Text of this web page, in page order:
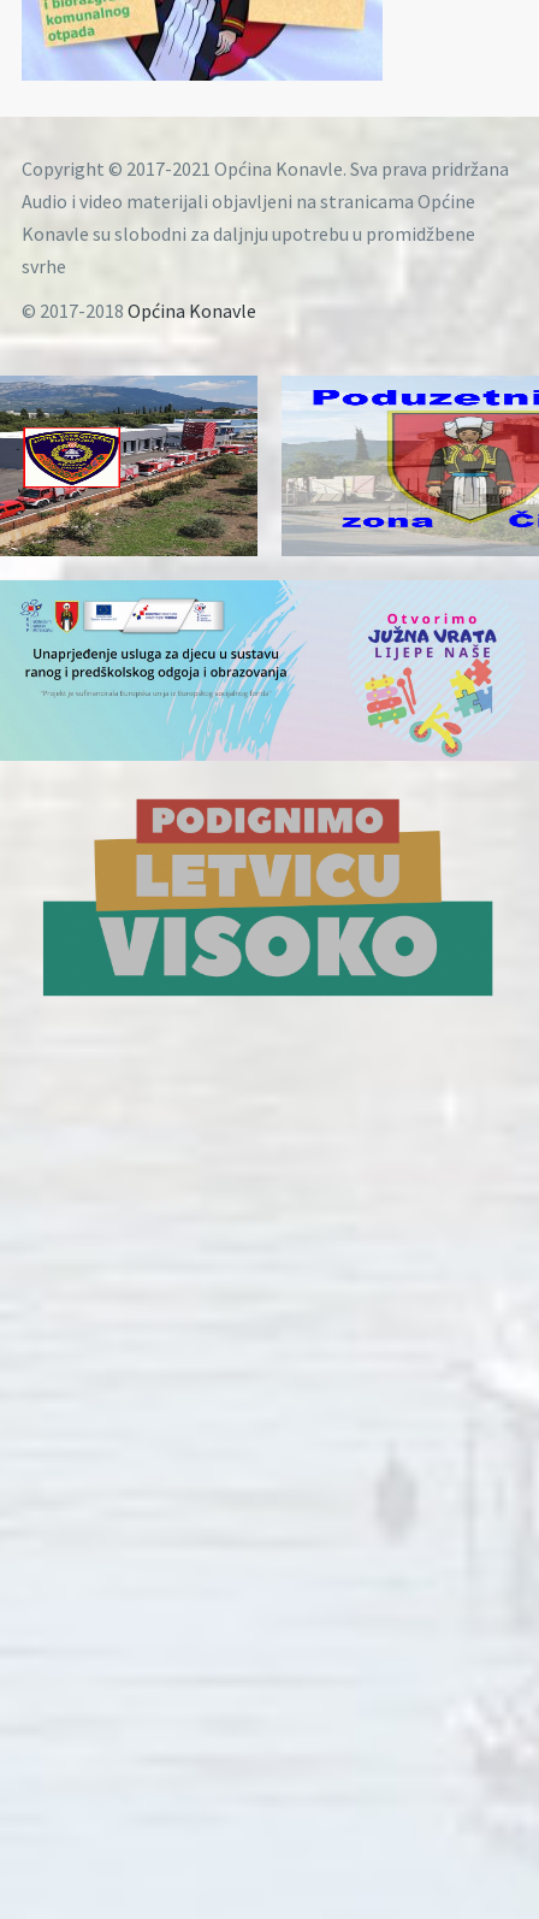
Copyright © 2017-2021 Općina Konavle. Sva prava pridržana
Audio i video materijali objavljeni na stranicama Općine
Konavle su slobodni za daljnju upotrebu u promidžbene
svrhe
© 2017-2018 Općina Konavle